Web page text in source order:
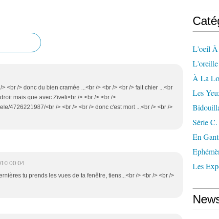
<br /> donc du bien cramée ...<br /> <br /> <br /> fait chier ...<br
mais que avec Ziveli<br /> <br /> <br />
4726221987/<br /> <br /> <br /> donc c'est mort ...<br /> <br />
00:04
tu prends les vues de ta fenêtre, tiens...<br /> <br /> <br />
L'oeil
À La
Les
Série C.
En
Les